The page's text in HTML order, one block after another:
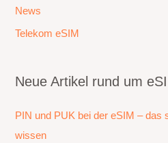
News
Telekom eSIM
Neue Artikel rund um
PIN und PUK bei der eSIM – das
wissen